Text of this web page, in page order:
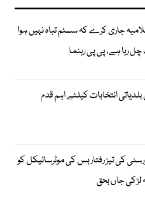
جاری کرے کہ سسٹم تباہ نہیں ہوا
رہا ہے، پی پی رہنما
انتخابات کیلئے اہم قدم
کی تیز رفتار بس کی موٹرسائیکل کو